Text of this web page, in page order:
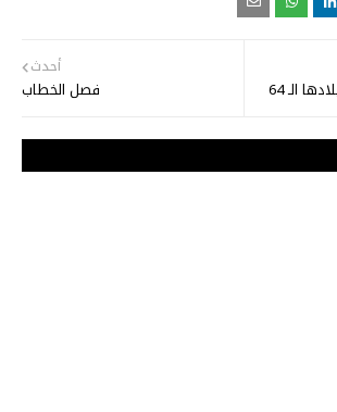
أحدث
فصل الخطاب الـ 64